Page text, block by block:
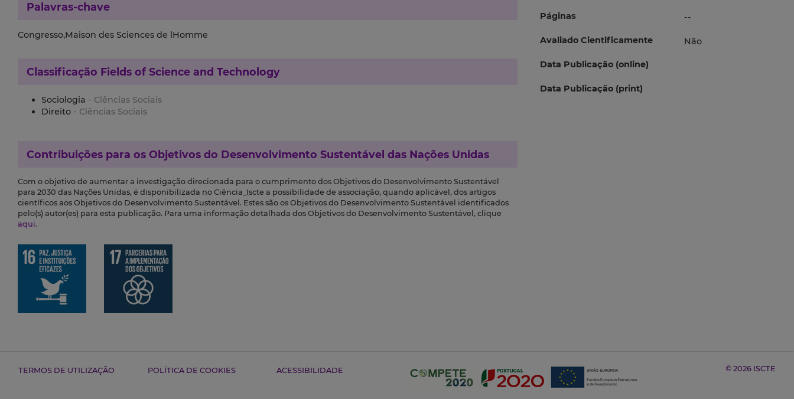
Palavras-chave
Congresso,Maison des Sciences de lHomme
Classificação Fields of Science and Technology
Sociologia - Ciências Sociais
Direito - Ciências Sociais
Contribuições para os Objetivos do Desenvolvimento Sustentável das Nações Unidas
Com o objetivo de aumentar a investigação direcionada para o cumprimento dos Objetivos do Desenvolvimento Sustentável
para 2030 das Nações Unidas, é disponibilizada no Ciência_Iscte a possibilidade de associação, quando aplicável, dos artigos
científicos aos Objetivos do Desenvolvimento Sustentável. Estes são os Objetivos do Desenvolvimento Sustentável identificados
pelo(s) autor(es) para esta publicação. Para uma informação detalhada dos Objetivos do Desenvolvimento Sustentável, clique
aqui.
Páginas --
Avaliado Cientificamente Não
Data Publicação (online)
Data Publicação (print)
TERMOS DE UTILIZAÇÃO POLÍTICA DE COOKIES ACESSIBILIDADE © 2026 ISCTE